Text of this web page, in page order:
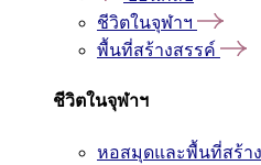
ชีวิตในจุฬาฯ
พื้นที่สร้างสรรค์
ชีวิตในจุฬาฯ
หอสมุดและพื้นที่สร้า